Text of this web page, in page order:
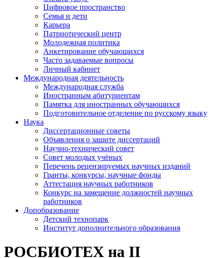
Цифровое пространство
Семья и дети
Карьера
Патриотический центр
Молодежная политика
Анкетирование обучающихся
Часто задаваемые вопросы
Личный кабинет
Международная деятельность
Международная служба
Иностранным абитуриентам
Памятка для иностранных обучающихся
Подготовительное отделение по русскому языку
Наука
Диссертационные советы
Объявления о защите диссертаций
Научно-технический совет
Совет молодых учёных
Перечень рецензируемых научных изданий
Гранты, конкурсы, научные фонды
Аттестация научных работников
Конкурс на замещение должностей научных
работников
Допобразование
Детский технопарк
Институт дополнительного образования
РОСБИОТЕХ на II